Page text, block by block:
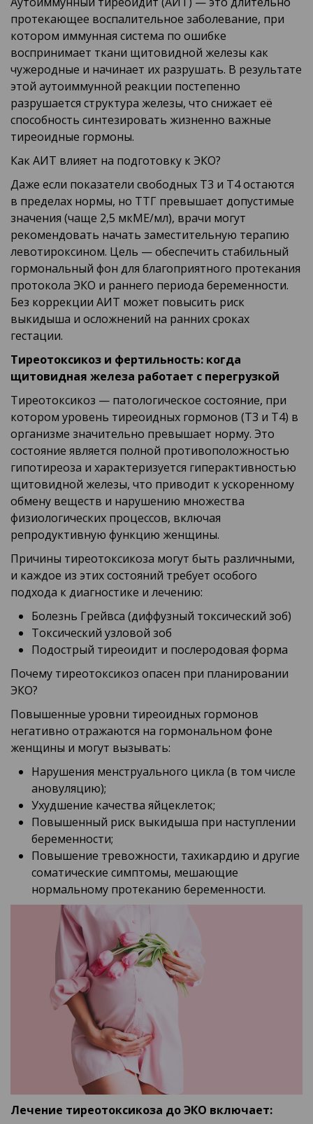
протекающее воспалительное заболевание, при
котором иммунная система по ошибке
воспринимает ткани щитовидной железы как
чужеродные и начинает их разрушать. В результате
этой аутоиммунной реакции постепенно
разрушается структура железы, что снижает её
способность синтезировать жизненно важные
тиреоидные гормоны.
Как АИТ влияет на подготовку к ЭКО?
Даже если показатели свободных Т3 и Т4 остаются
в пределах нормы, но ТТГ превышает допустимые
значения (чаще 2,5 мкМЕ/мл), врачи могут
рекомендовать начать заместительную терапию
левотироксином. Цель — обеспечить стабильный
гормональный фон для благоприятного протекания
протокола ЭКО и раннего периода беременности.
Без коррекции АИТ может повысить риск
выкидыша и осложнений на ранних сроках
гестации.
Тиреотоксикоз и фертильность: когда
щитовидная железа работает с перегрузкой
Тиреотоксикоз — патологическое состояние, при
котором уровень тиреоидных гормонов (Т3 и Т4) в
организме значительно превышает норму. Это
состояние является полной противоположностью
гипотиреоза и характеризуется гиперактивностью
щитовидной железы, что приводит к ускоренному
обмену веществ и нарушению множества
физиологических процессов, включая
репродуктивную функцию женщины.
Причины тиреотоксикоза могут быть различными,
и каждое из этих состояний требует особого
подхода к диагностике и лечению:
Болезнь Грейвса (диффузный токсический зоб)
Токсический узловой зоб
Подострый тиреоидит и послеродовая форма
Почему тиреотоксикоз опасен при планировании
ЭКО?
Повышенные уровни тиреоидных гормонов
негативно отражаются на гормональном фоне
женщины и могут вызывать:
Нарушения менструального цикла (в том числе
ановуляцию);
Ухудшение качества яйцеклеток;
Повышенный риск выкидыша при наступлении
беременности;
Повышение тревожности, тахикардию и другие
соматические симптомы, мешающие
нормальному протеканию беременности.
Лечение тиреотоксикоза до ЭКО включает: